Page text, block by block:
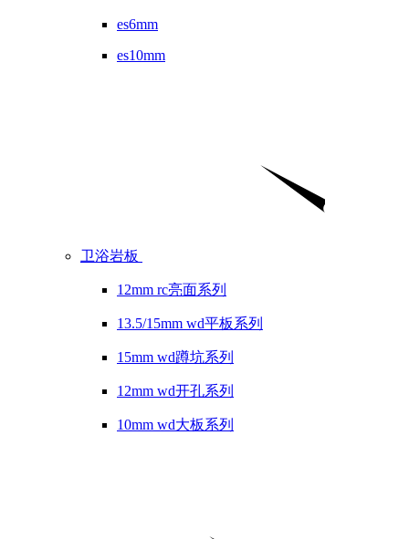
es6mm
es10mm
卫浴岩板
12mm rc亮面系列
13.5/15mm wd平板系列
15mm wd蹲坑系列
12mm wd开孔系列
10mm wd大板系列